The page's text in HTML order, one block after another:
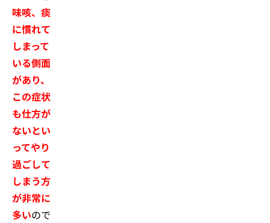
味咳、痰
に慣れて
しまって
いる側面
があり、
この症状
も仕方が
ないとい
ってやり
過ごして
しまう方
が非常に
多いので